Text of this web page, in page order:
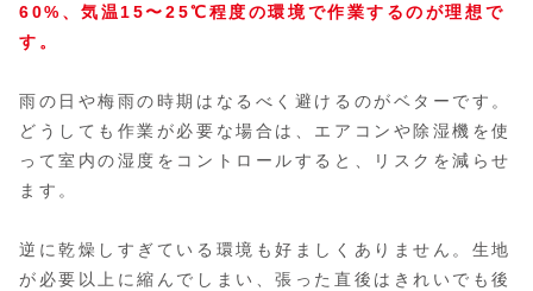
60%、気温15〜25℃程度の環境で作業するのが理想で
す。
雨の日や梅雨の時期はなるべく避けるのがベターです。
どうしても作業が必要な場合は、エアコンや除湿機を使
って室内の湿度をコントロールすると、リスクを減らせ
ます。
逆に乾燥しすぎている環境も好ましくありません。生地
が必要以上に縮んでしまい、張った直後はきれいでも後